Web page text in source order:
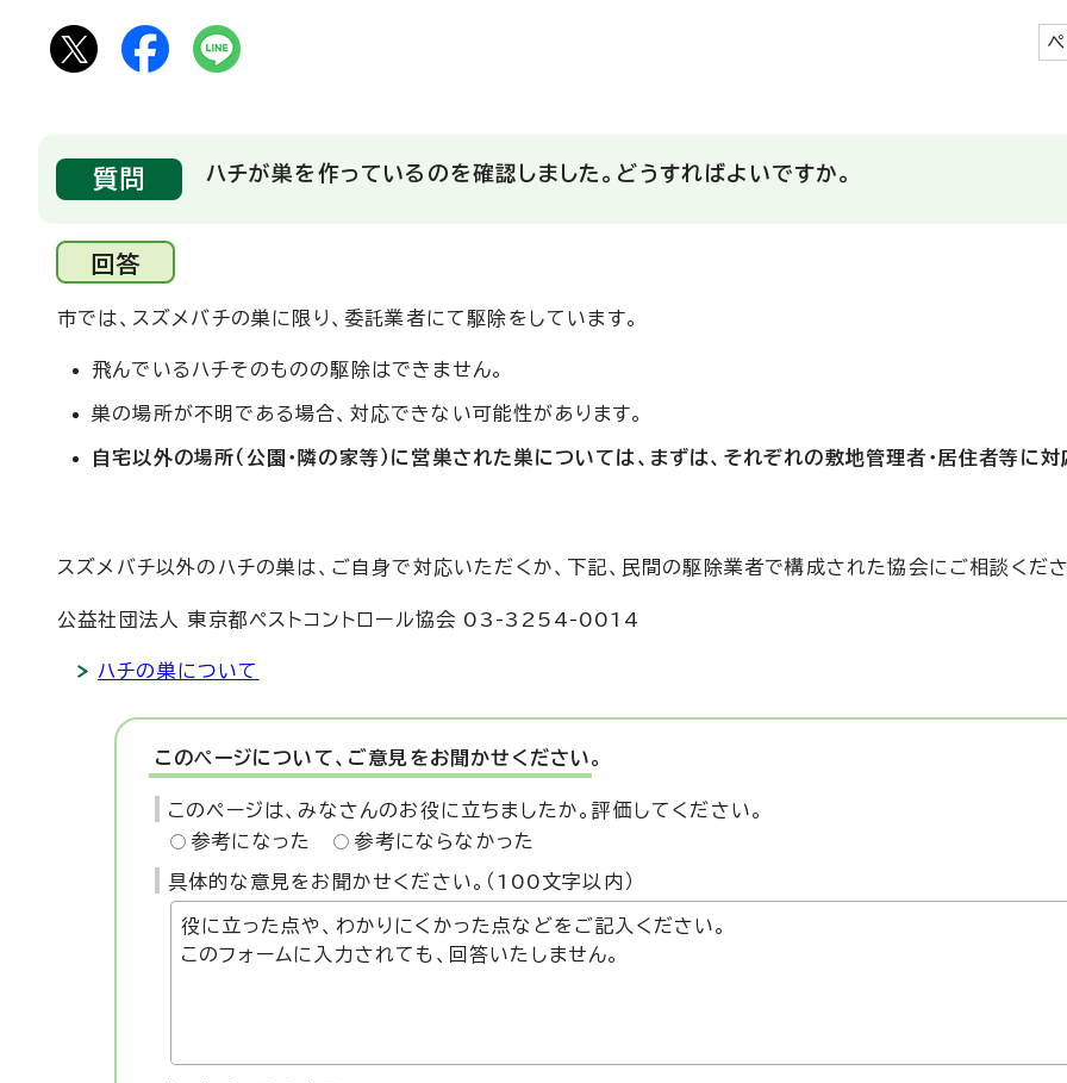
質問 ハチが巣を作っているのを確認しました。どうすればよいですか。
回答
市では、スズメバチの巣に限り、委託業者にて駆除をしています。
飛んでいるハチそのものの駆除はできません。
巣の場所が不明である場合、対応できない可能性があります。
自宅以外の場所（公園・隣の家等）に営巣された巣については、まずは、それぞれの敷地管理者・居住者等に
スズメバチ以外のハチの巣は、ご自身で対応いただくか、下記、民間の駆除業者で構成された協会にご相談くだ
公益社団法人 東京都ペストコントロール協会 03-3254-0014
ハチの巣について
このページについて、ご意見をお聞かせください。
このページは、みなさんのお役に立ちましたか。評価してください。
参考になった
参考にならなかった
具体的な意見をお聞かせください。（100文字以内）